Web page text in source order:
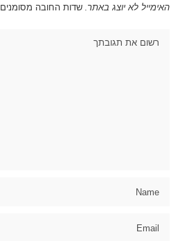
האימייל לא יוצג באתר. שדות החובה מסומנים